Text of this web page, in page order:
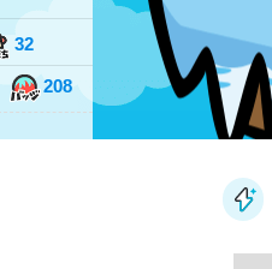
32
208